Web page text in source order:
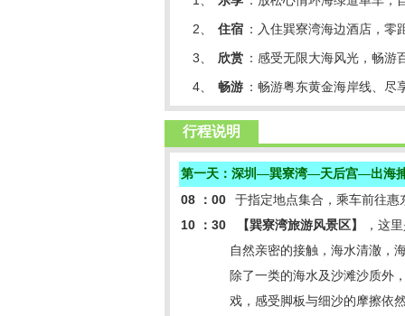
2、
住宿 ：入住巽寮湾海边酒店，零
3、
欣赏 ：感受无限大海风光，畅游
4、
畅游 ：畅游粤东黄金海岸线、尽
行程说明
第一天：深圳—巽寮湾—天后宫—出海
08 ： 00
于指定地点集合，乘车前往
10
： 30 【巽寮湾旅游风景区】
，这
自然亲密的接触，海水清澈，
除了一类的海水及沙滩沙质外
戏，感受脚板与细沙的摩擦依